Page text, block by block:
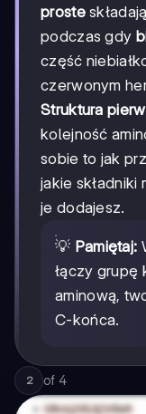
proste
podczas gdy
część
czerwonym
Struktura
kolejność
sobie to jak
jakie składniki
je dodajesz.
💡 Pamiętaj:
łączy grupę
aminową,
C-końca.
2 of 4